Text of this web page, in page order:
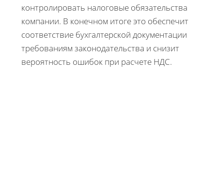
контролировать налоговые обязательства
компании. В конечном итоге это обеспечит
соответствие бухгалтерской документации
требованиям законодательства и снизит
вероятность ошибок при расчете НДС.